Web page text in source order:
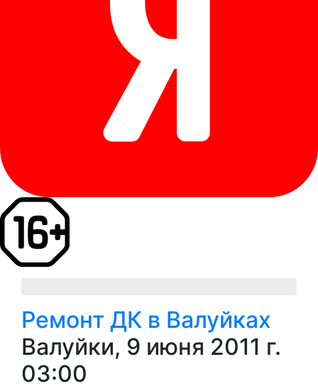
Ремонт ДК в Валуйках
Валуйки, 9 июня 2011 г.
03:00